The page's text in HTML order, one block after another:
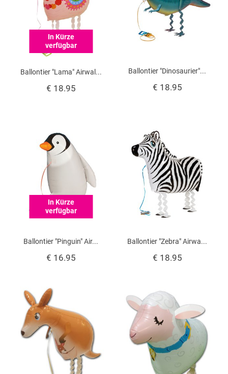
In Kürze
verfügbar
Ballontier "Lama" Airwal...
€ 18.95
Ballontier "Dinosaurier"...
€ 18.95
Ballontier "Zebra" Airwa...
€ 18.95
In Kürze
verfügbar
Ballontier "Pinguin" Air...
€ 16.95